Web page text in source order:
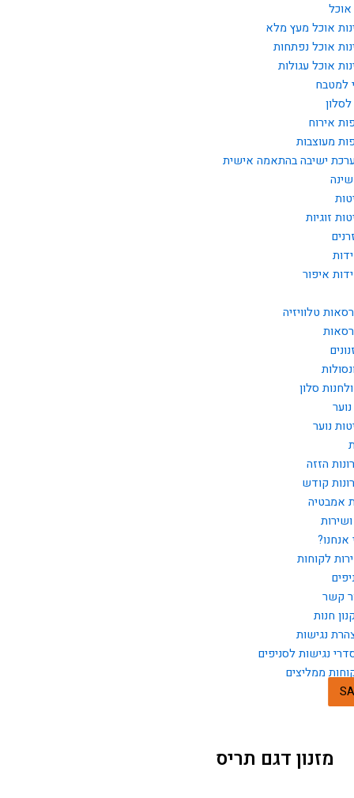
אוכל
אוכל מעץ מלא
אוכל נפתחות
אוכל עגולות
למטבח
אירוח
מעוצבות
ישיבה בהתאמה אישית
זוגיות
איפור
טלוויזיה
סלון
נוער
הזזה
קודש
אמבטיה
אנחנו?
לקוחות
קשר
חנות
נגישות
נגישות לסניפים
ממליצים
מזנון דגם תריס